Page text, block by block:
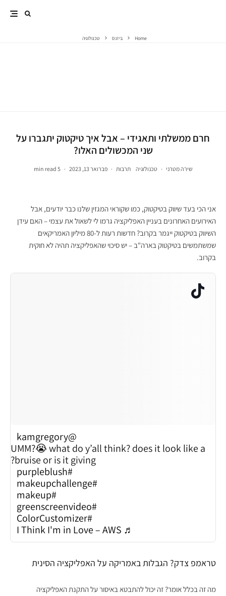
Home ביזנס טכנולוגיה
חרם ממשלתי ותאגידי – אבל איך טיקטוק יתגברו על
שני המכשולים האלו?
שירה מטרני · טכנולוגיה תרבות · פברואר 13, 2023 ·
5 min read
אני הכי בעד שיווק בטיקטוק, כמו שקוראי המגזין שלנו כבר יודעים, אבל
האירועים האחרונים בעניין האפליקציה גרמו לי לשאול את עצמי – האם עידן
השיווק בטיקטוק ייגמר בקרוב? חדשות רעות ל-80 מיליון האמריקאים
שמשתמשים בטיקטוק בארה"ב – יש סיכוי שהאפליקציה תהיה לא חוקית
בקרוב.
@kamgregory
UMM?😭 what do y’all think? does it look like a
bruise or is it giving?
#purpleblush
#makeupchallenge
#makeup
#greenscreenvideo
#ColorCustomizer
♬ I Think I'm in Love – AWS
טראמפ צדק? הגבלות באמריקה על האפליקציה הסינית
מה זה בכלל אומר? זה יכול להתבטא באיסור על התקנת האפליקציה